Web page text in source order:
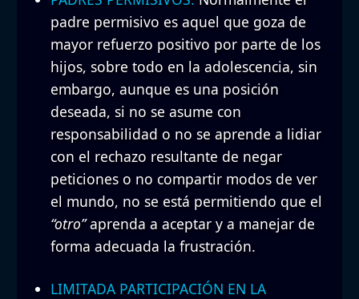
padre permisivo es aquel que goza de
mayor refuerzo positivo por parte de los
hijos, sobre todo en la adolescencia, sin
embargo, aunque es una posición
deseada, si no se asume con
responsabilidad o no se aprende a lidiar
con el rechazo resultante de negar
peticiones o no compartir modos de ver
el mundo, no se está permitiendo que el
“otro”aprenda a aceptar y a manejar de
forma adecuada la frustración.
LIMITADA PARTICIPACIÓN EN LA